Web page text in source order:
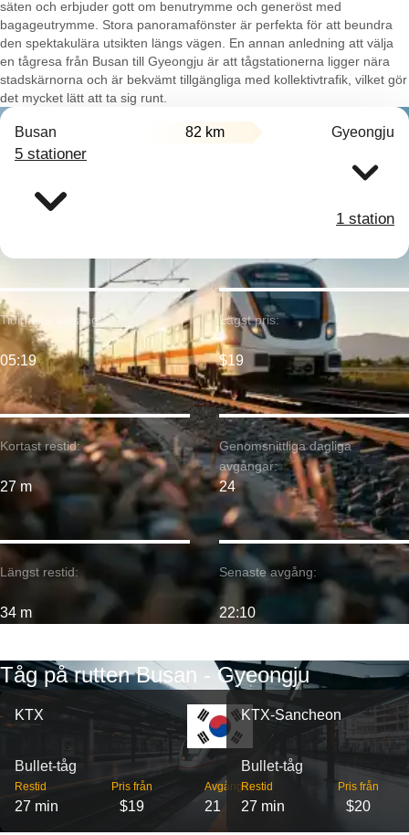
säten och erbjuder gott om benutrymme och generöst med
bagageutrymme. Stora panoramafönster är perfekta för att beundra
den spektakulära utsikten längs vägen. En annan anledning att välja
en tågresa från Busan till Gyeongju är att tågstationerna ligger nära
stadskärnorna och är bekvämt tillgängliga med kollektivtrafik, vilket gör
det mycket lätt att ta sig runt.
Busan 82 km Gyeongju
5 stationer
1 station
Kortast restid:
27 m
Tidigaste avgång:
05:19
Längst restid:
34 m
Lägst pris:
$19
Genomsnittliga dagliga
avgångar:
24
Senaste avgång:
22:10
Tåg på rutten Busan - Gyeongju
KTX
Bullet-tåg
Restid
27 min
Pris från
$19
Avgångar
21
KTX-Sancheon
Bullet-tåg
Restid
27 min
Pris från
$20